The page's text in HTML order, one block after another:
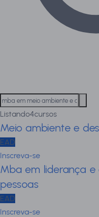
Listando4cursos
Meio ambiente e
EAD
Inscreva-se
Mba em liderança e
pessoas
EAD
Inscreva-se